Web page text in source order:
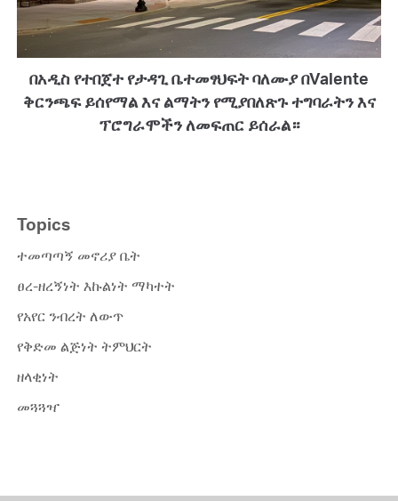
በአዲስ የተበጀተ የታዳጊ ቤተመፃህፍት ባለሙያ በValente
ቅርንጫፍ ይሰየማል እና ልማትን የሚያበለጽጉ ተግባራትን እና
ፕሮግራሞችን ለመፍጠር ይሰራል።
Topics
ተመጣጣኝ መኖሪያ ቤት
ፀረ-ዘረኝነት እኩልነት ማካተት
የአየር ንብረት ለውጥ
የቅድመ ልጅነት ትምህርት
ዘላቂነት
መጓጓዣ